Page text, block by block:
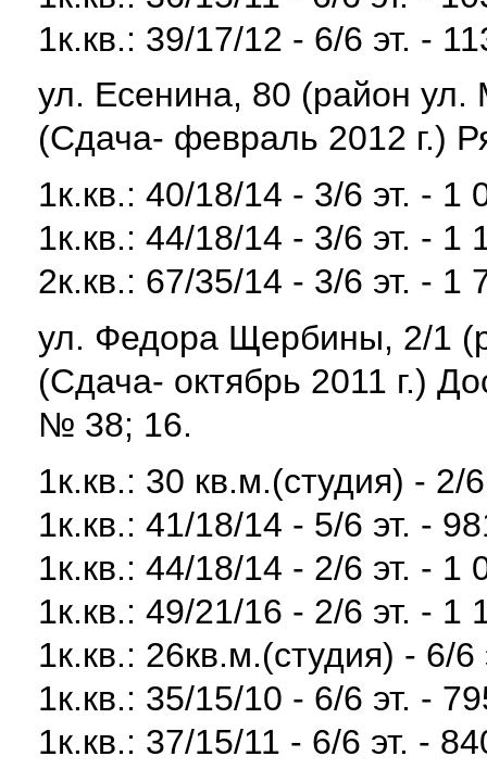
1к.кв.: 39/17/12 - 6/6 эт. -
ул. Есенина, 80 (район ул.
(Сдача- февраль 2012 г.)
1к.кв.: 40/18/14 - 3/6 эт. - 1
1к.кв.: 44/18/14 - 3/6 эт. - 1
2к.кв.: 67/35/14 - 3/6 эт. - 1
ул. Федора Щербины, 2/1
(Сдача- октябрь 2011 г.)
№ 38; 16.
1к.кв.: 30 кв.м.(студия) - 2/
1к.кв.: 41/18/14 - 5/6 эт. -
1к.кв.: 44/18/14 - 2/6 эт. - 1
1к.кв.: 49/21/16 - 2/6 эт. - 1
1к.кв.: 26кв.м.(студия) - 6/
1к.кв.: 35/15/10 - 6/6 эт. -
1к.кв.: 37/15/11 - 6/6 эт. -